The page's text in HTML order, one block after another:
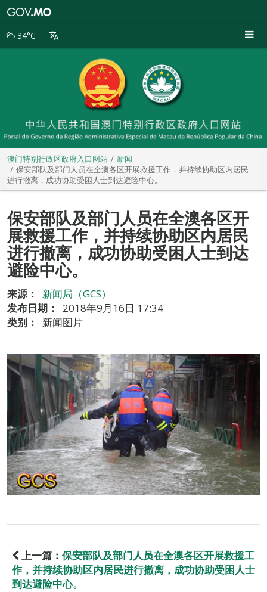
别
34°C
澳门特别行政区政府入口网站
新闻
保安部队及部门人员在全澳各区开展救援工作，并持续协助区内居民
进行撤离，成功协助受困人士到达避险中心。
保安部队及部门人员在全澳各区开
展救援工作，并持续协助区内居民
进行撤离，成功协助受困人士到达
避险中心。
来源：
新闻局（GCS）
发布日期：
2018年9月16日 17:34
类别：
新闻图片
上一篇： 保安部队及部门人员在全澳各区开展救援工
作，并持续协助区内居民进行撤离，成功协助受困人士
到达避险中心。